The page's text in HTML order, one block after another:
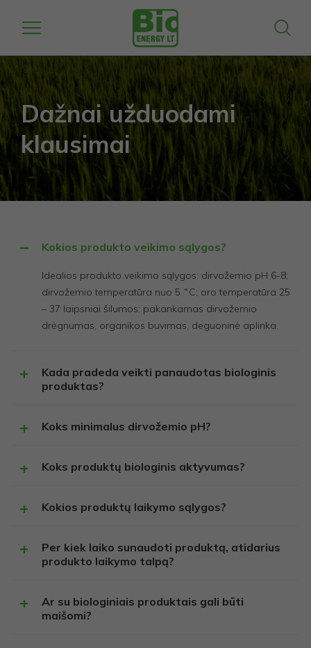
Dažnai užduodami
klausimai
Kokios produkto veikimo sąlygos?
Idealios produkto veikimo sąlygos: dirvožemio pH 6-8;
dirvožemio temperatūra nuo 5 ˚C; oro temperatūra 25
– 37 laipsniai šilumos; pakankamas dirvožemio
drėgnumas, organikos buvimas, deguoninė aplinka.
Kada pradeda veikti panaudotas biologinis
produktas?
Koks minimalus dirvožemio pH?
Koks produktų biologinis aktyvumas?
Kokios produktų laikymo sąlygos?
Per kiek laiko sunaudoti produktą, atidarius
produkto laikymo talpą?
Ar su biologiniais produktais gali būti
maišomi?